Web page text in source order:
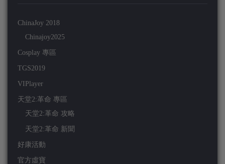
ChinaJoy 2018
Chinajoy2025
Cosplay 專區
TGS2019
VIPlayer
天堂2:革命 專區
天堂2:革命 攻略
天堂2:革命 新聞
好康活動
官方虛寶